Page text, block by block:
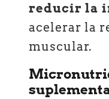
reducir la
acelerar la
muscular.